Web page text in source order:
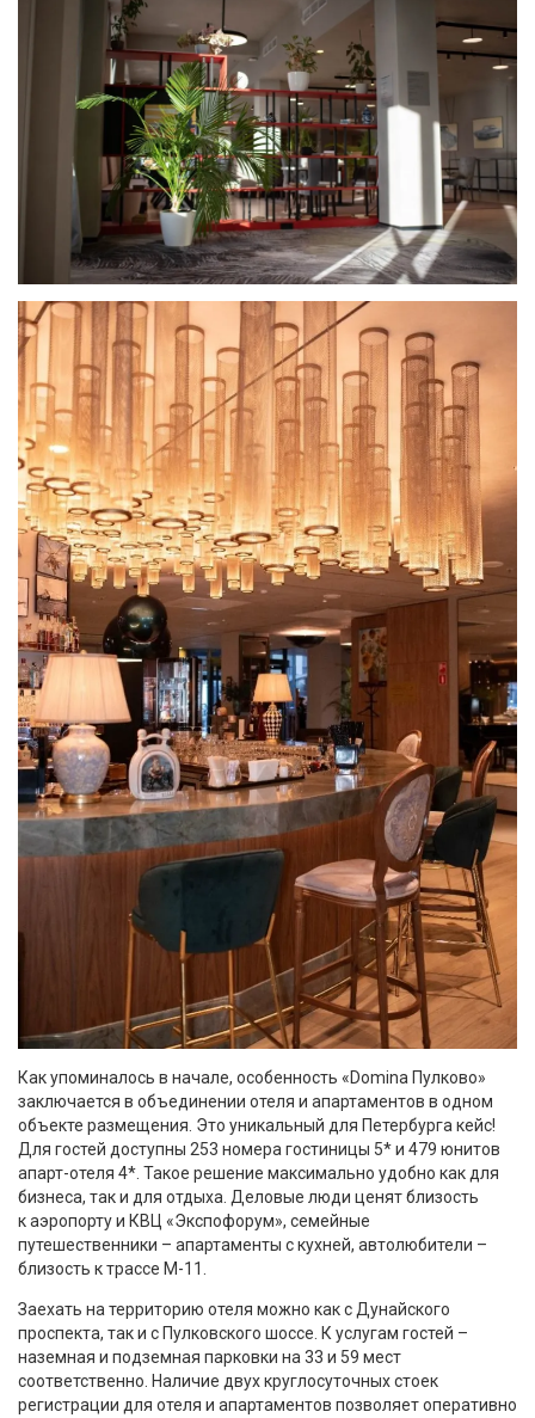
Как упоминалось в начале, особенность «Domina Пулково»
заключается в объединении отеля и апартаментов в одном
объекте размещения. Это уникальный для Петербурга кейс!
Для гостей доступны 253 номера гостиницы 5* и 479 юнитов
апарт-отеля 4*. Такое решение максимально удобно как для
бизнеса, так и для отдыха. Деловые люди ценят близость
к аэропорту и КВЦ «Экспофорум», семейные
путешественники – апартаменты с кухней, автолюбители –
близость к трассе М-11.
Заехать на территорию отеля можно как с Дунайского
проспекта, так и с Пулковского шоссе. К услугам гостей –
наземная и подземная парковки на 33 и 59 мест
соответственно. Наличие двух круглосуточных стоек
регистрации для отеля и апартаментов позволяет оперативно